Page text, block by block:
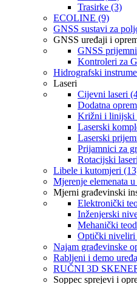
Trasirke (3)
ECOLINE (9)
GNSS sustavi za
GNSS uređaji i
GNSS
Kontroleri za
Hidrografski
Laseri
Cijevni laseri
Dodatna
Križni i linijski
Laserski
Laserski
Prijamnici za
Rotacijski
Libele i kutomjeri
Mjerenje elemenata
Mjerni građevinski
Elektronički
Inženjerski
Mehanički
Optički niveliri
Najam građevinske
Rabljeni i demo
RUČNI 3D
Soppec sprejevi i